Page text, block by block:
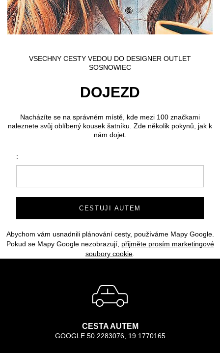
VSECHNY CESTY VEDOU DO DESIGNER OUTLET
SOSNOWIEC
DOJEZD
Nacházíte se na správném místě, kde mezi 100 značkami
naleznete svůj oblíbený kousek šatníku. Zde několik pokynů, jak k
nám dojet.
:
CESTUJI AUTEM
Abychom vám usnadnili plánování cesty, používáme Mapy Google.
Pokud se Mapy Google nezobrazují, přijměte prosím marketingové
soubory cookie
CESTA AUTEM
GOOGLE 50.2283076, 19.1770165